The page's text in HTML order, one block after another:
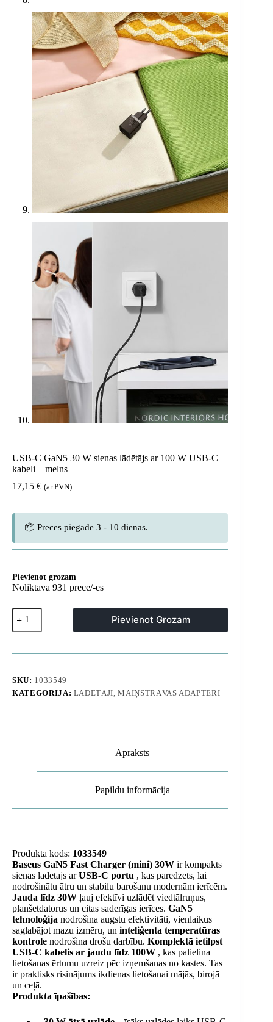
USB-C GaN5 30 W sienas lādētājs ar 100 W USB-C
kabeli – melns
17,15 € (ar PVN)
📦 Preces piegāde 3 - 10 dienas.
Pievienot grozam
Noliktavā 931 prece/-es
USB-
C
GaN5
W
ar
100
Pievienot Grozam
SKU: 1033549
KATEGORIJA: LĀDĒTĀJI, MAIŅSTRĀVAS ADAPTERI
Apraksts
Papildu informācija
Produkta kods: 1033549
Baseus GaN5 Fast Charger (mini) 30W ir kompakts
sienas lādētājs arUSB-C portu , kas paredzēts, lai
nodrošinātu ātru un stabilu barošanu modernām ierīcēm.
Jauda līdz 30W ļauj efektīvi uzlādēt viedtālruņus,
planšetdatorus un citas saderīgas ierīces. GaN5
tehnoloģija nodrošina augstu efektivitāti, vienlaikus
saglabājot mazu izmēru, un inteliģenta temperatūras
kontrole nodrošina drošu darbību. Komplektā ietilpst
USB-C kabelis ar jaudu līdz 100W , kas palielina
lietošanas ērtumu uzreiz pēc izņemšanas no kastes. Tas
ir praktisks risinājums ikdienas lietošanai mājās, birojā
un ceļā.
Produkta īpašības: